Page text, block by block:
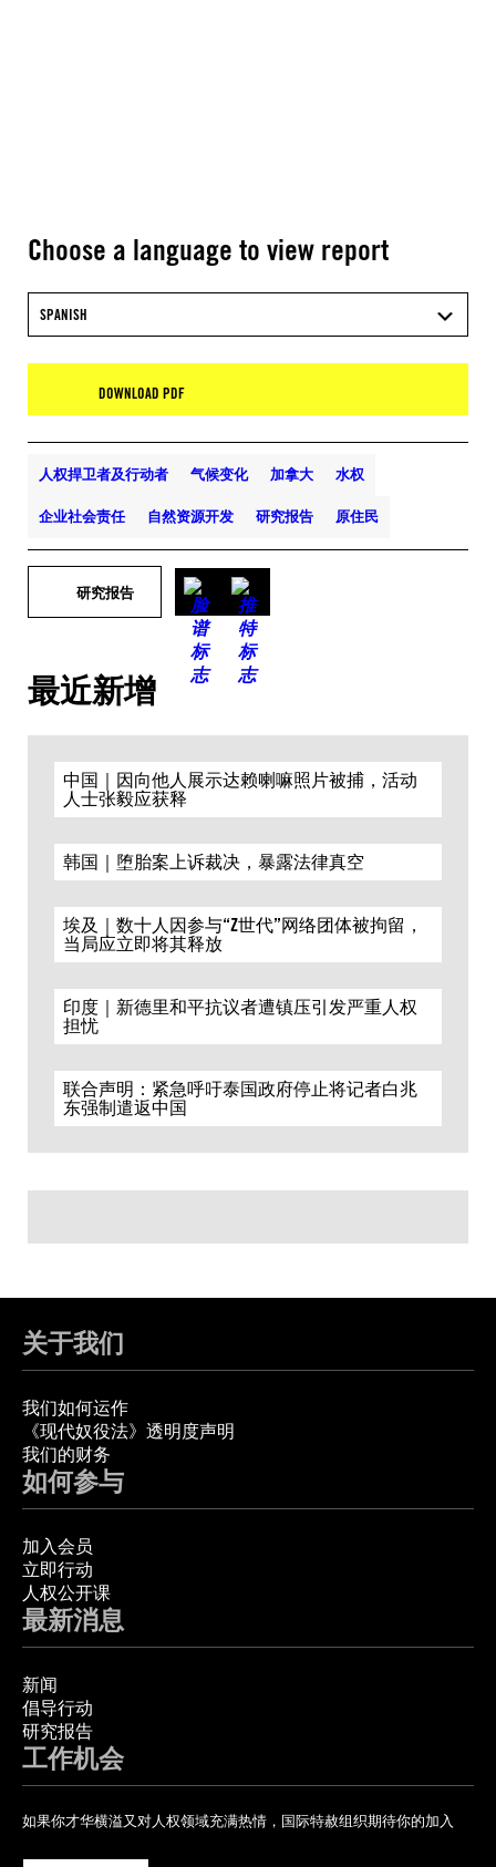
Choose a language to view report
SPANISH
DOWNLOAD PDF
人权捍卫者及行动者 气候变化 加拿大 水权
企业社会责任 自然资源开发 研究报告 原住民
研究报告
最近新增
中国｜因向他人展示达赖喇嘛照片被捕，活动
人士张毅应获释
韩国｜堕胎案上诉裁决，暴露法律真空
埃及｜数十人因参与“Z世代”网络团体被拘留，
当局应立即将其释放
印度｜新德里和平抗议者遭镇压引发严重人权
担忧
联合声明：紧急呼吁泰国政府停止将记者白兆
东强制遣返中国
关于我们
我们如何运作
《现代奴役法》透明度声明
我们的财务
如何参与
加入会员
立即行动
人权公开课
最新消息
新闻
倡导行动
研究报告
工作机会
如果你才华横溢又对人权领域充满热情，国际特赦组织期待你的加入